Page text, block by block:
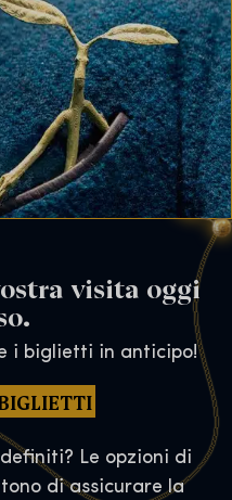
visita oggi
i biglietti in anticipo!
Le opzioni di
di assicurare la